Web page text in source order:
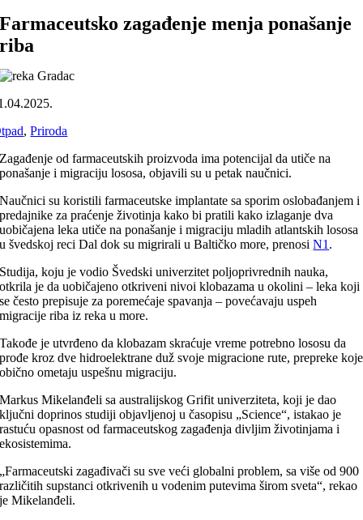
Farmaceutsko zagađenje menja ponašanje
riba
,Priroda
Zagađenje od farmaceutskih proizvoda ima potencijal da utiče na
ponašanje i migraciju lososa, objavili su u petak naučnici.
Naučnici su koristili farmaceutske implantate sa sporim oslobađanjem i
predajnike za praćenje životinja kako bi pratili kako izlaganje dva
uobičajena leka utiče na ponašanje i migraciju mladih atlantskih lososa
u švedskoj reci Dal dok su migrirali u Baltičko more, prenosiN1 .
Studija, koju je vodio Švedski univerzitet poljoprivrednih nauka,
otkrila je da uobičajeno otkriveni nivoi klobazama u okolini – leka koji
se često prepisuje za poremećaje spavanja – povećavaju uspeh
migracije riba iz reka u more.
Takođe je utvrđeno da klobazam skraćuje vreme potrebno lososu da
prođe kroz dve hidroelektrane duž svoje migracione rute, prepreke koje
obično ometaju uspešnu migraciju.
Markus Mikelanđeli sa australijskog Grifit univerziteta, koji je dao
ključni doprinos studiji objavljenoj u časopisu „Science“, istakao je
rastuću opasnost od farmaceutskog zagađenja divljim životinjama i
ekosistemima.
„Farmaceutski zagađivači su sve veći globalni problem, sa više od 900
različitih supstanci otkrivenih u vodenim putevima širom sveta“, rekao
je Mikelanđeli.